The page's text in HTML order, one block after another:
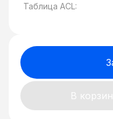
Таблица ACL:
В